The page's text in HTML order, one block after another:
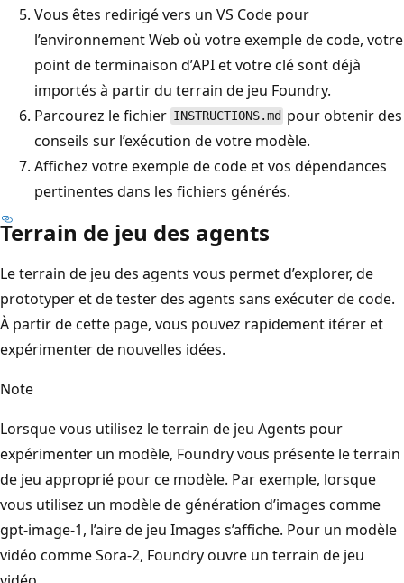
Vous êtes redirigé vers un VS Code pour
l’environnement Web où votre exemple de code, votre
point de terminaison d’API et votre clé sont déjà
importés à partir du terrain de jeu Foundry.
Parcourez le fichier INSTRUCTIONS.md pour obtenir des
conseils sur l’exécution de votre modèle.
Affichez votre exemple de code et vos dépendances
pertinentes dans les fichiers générés.
Terrain de jeu des agents
Le terrain de jeu des agents vous permet d’explorer, de
prototyper et de tester des agents sans exécuter de code.
À partir de cette page, vous pouvez rapidement itérer et
expérimenter de nouvelles idées.
Note
Lorsque vous utilisez le terrain de jeu Agents pour
expérimenter un modèle, Foundry vous présente le terrain
de jeu approprié pour ce modèle. Par exemple, lorsque
vous utilisez un modèle de génération d’images comme
gpt-image-1, l’aire de jeu Images s’affiche. Pour un modèle
vidéo comme Sora-2, Foundry ouvre un terrain de jeu